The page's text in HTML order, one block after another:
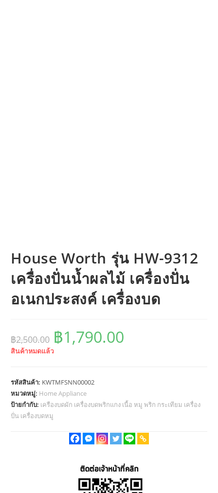
House Worth รุ่น HW-9312
เครื่องปั่นน้ำผลไม้ เครื่องปั่น
อเนกประสงค์ เครื่องบด
฿2,500.00
Original
price
was:
฿2,500.00.
฿1,790.00
สินค้าหมดแล้ว
รหัสสินค้า: KWTMFSNN00002
หมวดหมู่: Home Appliance
ป้ายกำกับ: เครืองบดผัก เครื่องบดพริกแกง เนื้อ หมู พริก กระเทียม เครื่อง
ปั่น เครื่องบดหมู